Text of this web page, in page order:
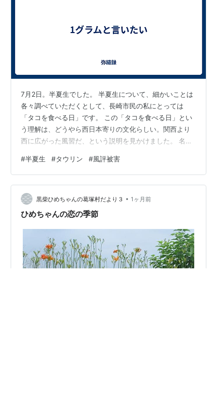
7月2日。半夏生でした。 半夏生について、細かいことは
各々調べていただくとして、長崎市民の私にとっては
「タコを食べる日」です。 この「タコを食べる日」とい
う理解は、どうやら西日本寄りの文化らしい。関西より
西に広がった風習だ、という説明を見かけました。 名古
人として活動していただきたいと思うのですが、タコ。
栄養がいいそうです。タウリンが豊富だとか。 タウリ
ン。それを売りにしている栄養ドリンクといえば、まず
思い浮かぶのがアリナミンさん。さっそくサイトへ飛ん
でみましょう。なるほど、ふむふむ。以下、アリナミン
#半夏生 #タウリン #風評被害
黒柴ひめちゃんの葛塚村だより３ • 1ヶ月前
ひめちゃんの恋の季節